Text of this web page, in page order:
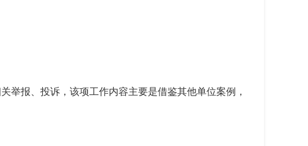
报、投诉，该项工作内容主要是借鉴其他单位案例，